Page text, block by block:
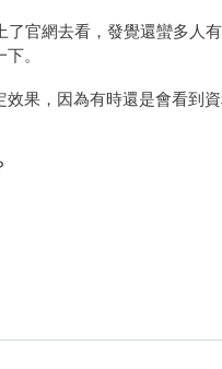
官網去看，發覺還蠻多人
。
果，因為有時還是會看到